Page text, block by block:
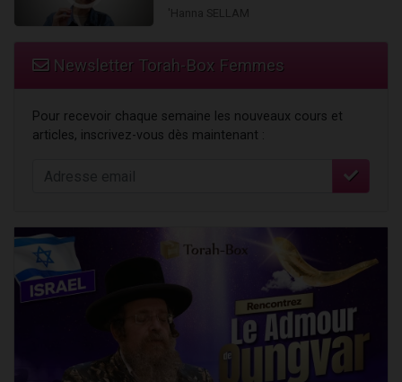
Newsletter Torah-Box Femmes
Pour recevoir chaque semaine les nouveaux cours et
articles, inscrivez-vous dès maintenant :